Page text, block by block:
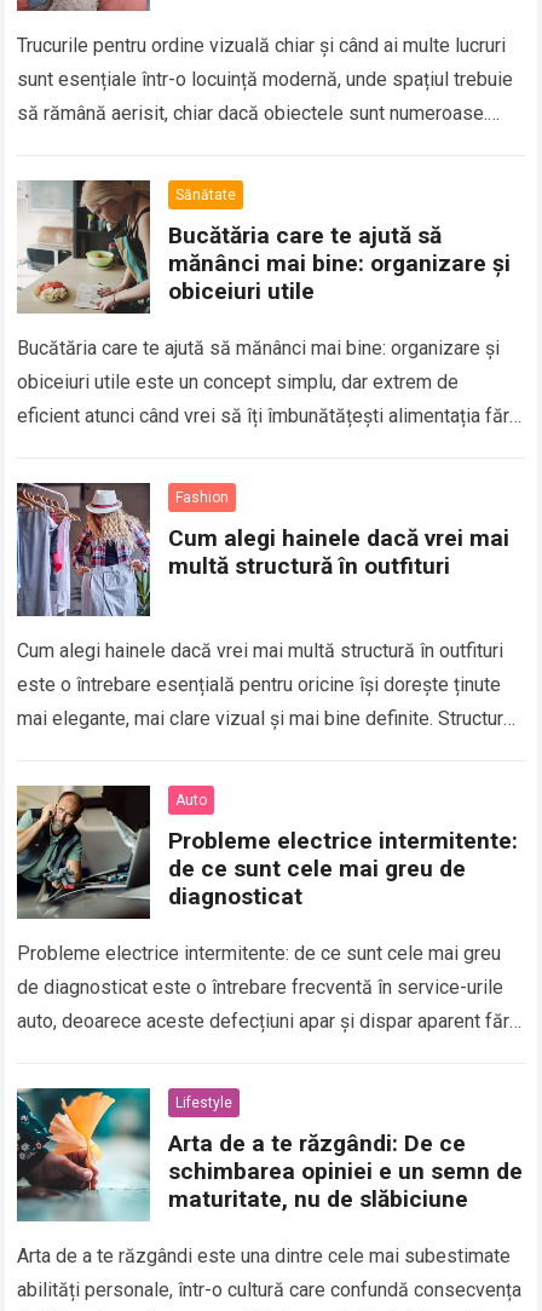
Trucurile pentru ordine vizuală chiar și când ai multe lucruri
sunt esențiale într-o locuință modernă, unde spațiul trebuie
să rămână aerisit, chiar dacă obiectele sunt numeroase.
Sănătate
Bucătăria care te ajută să
mănânci mai bine: organizare și
obiceiuri utile
Bucătăria care te ajută să mănânci mai bine: organizare și
obiceiuri utile este un concept simplu, dar extrem de
eficient atunci când vrei să îți îmbunătățești alimentația fără
Fashion
Cum alegi hainele dacă vrei mai
multă structură în outfituri
Cum alegi hainele dacă vrei mai multă structură în outfituri
este o întrebare esențială pentru oricine își dorește ținute
mai elegante, mai clare vizual și mai bine definite. Structura
Auto
Probleme electrice intermitente:
de ce sunt cele mai greu de
diagnosticat
Probleme electrice intermitente: de ce sunt cele mai greu
de diagnosticat este o întrebare frecventă în service-urile
auto, deoarece aceste defecțiuni apar și dispar aparent fără
Lifestyle
Arta de a te răzgândi: De ce
schimbarea opiniei e un semn de
maturitate, nu de slăbiciune
Arta de a te răzgândi este una dintre cele mai subestimate
abilități personale, într-o cultură care confundă consecvența